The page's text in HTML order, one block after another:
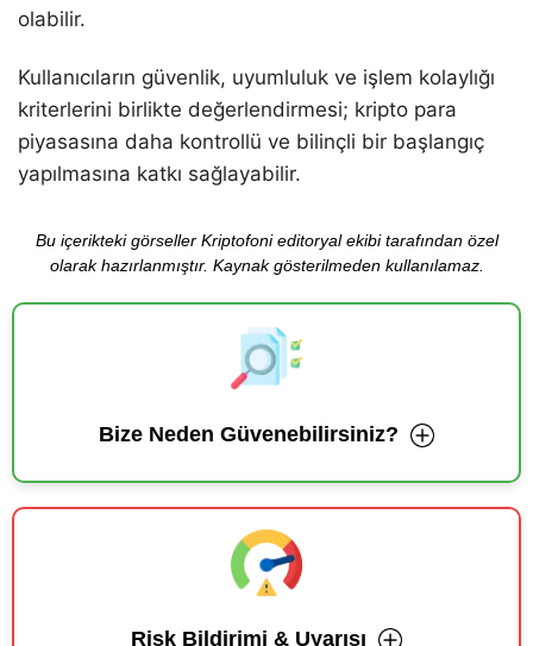
olabilir.
Kullanıcıların güvenlik, uyumluluk ve işlem kolaylığı
kriterlerini birlikte değerlendirmesi; kripto para
piyasasına daha kontrollü ve bilinçli bir başlangıç
yapılmasına katkı sağlayabilir.
Bu içerikteki görseller Kriptofoni editoryal ekibi tarafından özel
olarak hazırlanmıştır. Kaynak gösterilmeden kullanılamaz.
Bize Neden Güvenebilirsiniz?
Risk Bildirimi & Uyarısı